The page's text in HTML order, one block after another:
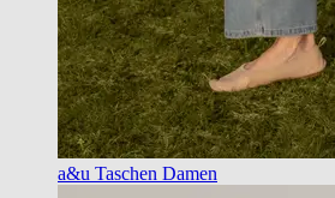
a&u Taschen Damen